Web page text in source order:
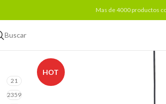
Mas de 4000 productos
Buscar
21
2359
HOT